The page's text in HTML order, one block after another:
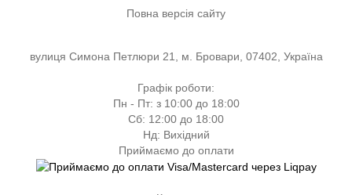
Повна версія сайту
вулиця Симона Петлюри 21, м. Бровари, 07402, Україна
Графік роботи:
Пн - Пт: з 10:00 до 18:00
Сб: 12:00 до 18:00
Нд: Вихідний
Приймаємо до оплати